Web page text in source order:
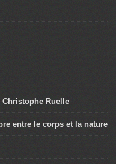
Christophe Ruelle
entre le corps et la nature